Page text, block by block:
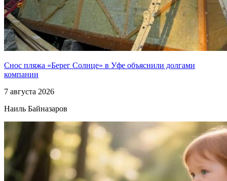
Снос пляжа «Берег Солнце» в Уфе объяснили долгами
компании
7 августа 2026
Наиль Байназаров